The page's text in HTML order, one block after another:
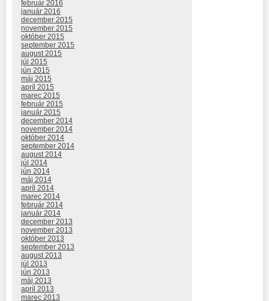
február 2016
január 2016
december 2015
november 2015
október 2015
september 2015
august 2015
júl 2015
jún 2015
máj 2015
apríl 2015
marec 2015
február 2015
január 2015
december 2014
november 2014
október 2014
september 2014
august 2014
júl 2014
jún 2014
máj 2014
apríl 2014
marec 2014
február 2014
január 2014
december 2013
november 2013
október 2013
september 2013
august 2013
júl 2013
jún 2013
máj 2013
apríl 2013
marec 2013